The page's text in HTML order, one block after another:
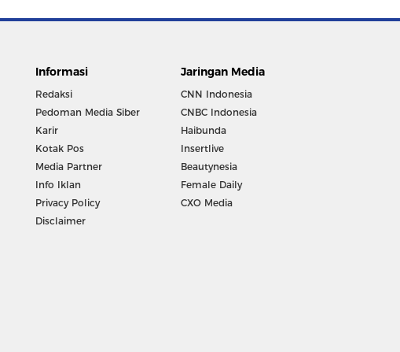
Informasi
Redaksi
Pedoman Media Siber
Karir
Kotak Pos
Media Partner
Info Iklan
Privacy Policy
Disclaimer
Jaringan Media
CNN Indonesia
CNBC Indonesia
Haibunda
Insertlive
Beautynesia
Female Daily
CXO Media